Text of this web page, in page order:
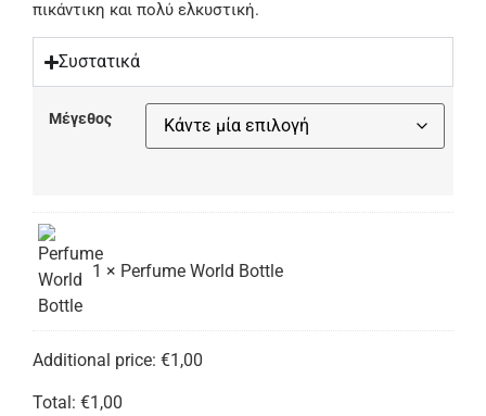
πικάντικη και πολύ ελκυστική.
Συστατικά
Μέγεθος
1 × Perfume World Bottle
Additional price: €1,00
Total: €1,00